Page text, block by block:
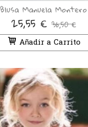
Blusa Manuela Montero
25,55 €36,50 €
Añadir a Carrito